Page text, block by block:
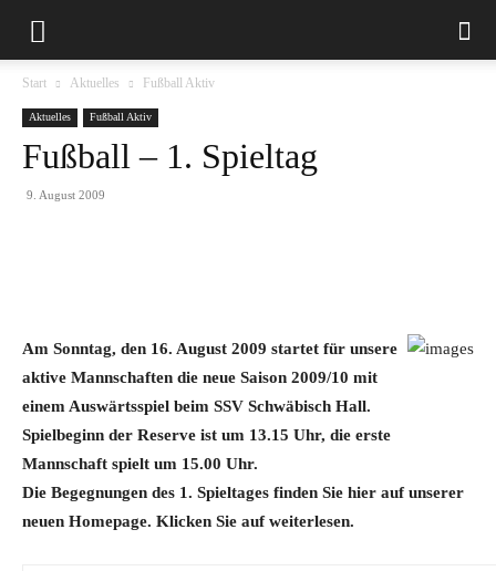
Start Aktuelles Fußball Aktiv
Aktuelles Fußball Aktiv
Fußball – 1. Spieltag
9. August 2009
Am Sonntag, den 16. August 2009 startet für unsere
aktive Mannschaften die neue Saison 2009/10 mit
einem Auswärtsspiel beim SSV Schwäbisch Hall.
Spielbeginn der Reserve ist um 13.15 Uhr, die erste
Mannschaft spielt um 15.00 Uhr.
Die Begegnungen des 1. Spieltages finden Sie hier auf unserer
neuen Homepage. Klicken Sie auf weiterlesen.